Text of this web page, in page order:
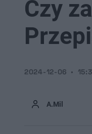
Czy
A.Mil
2024-12-06